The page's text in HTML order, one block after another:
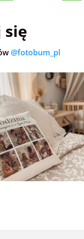
się
@fotobum_pl